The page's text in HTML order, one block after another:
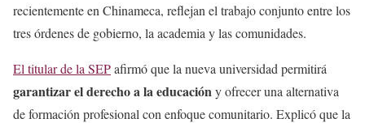
recientemente en Chinameca, reflejan el trabajo conjunto entre los
tres órdenes de gobierno, la academia y las comunidades.
El titular de la SEPafirmó que la nueva universidad permitirá
garantizar el derecho a la educacióny ofrecer una alternativa
de formación profesional con enfoque comunitario. Explicó que la